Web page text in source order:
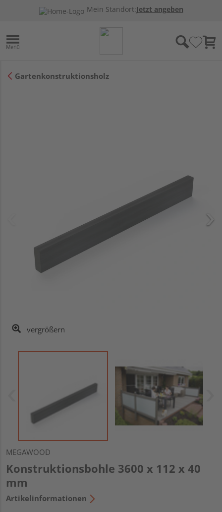
Mein Standort:Jetzt angeben
Gartenkonstruktionsholz
vergrößern
MEGAWOOD
Konstruktionsbohle 3600 x 112 x 40
mm
Artikelinformationen